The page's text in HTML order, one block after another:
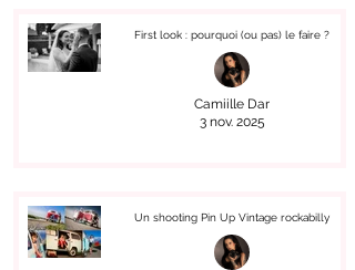
First look : pourquoi (ou pas) le faire ?
Camiille Dar
3 nov. 2025
Un shooting Pin Up Vintage rockabilly